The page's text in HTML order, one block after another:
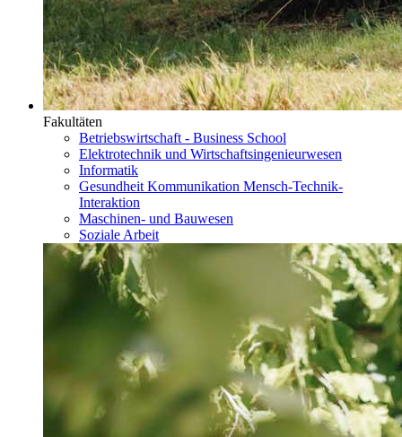
Fakultäten
Betriebswirtschaft - Business School
Elektrotechnik und Wirtschaftsingenieurwesen
Informatik
Gesundheit Kommunikation Mensch-Technik-
Interaktion
Maschinen- und Bauwesen
Soziale Arbeit